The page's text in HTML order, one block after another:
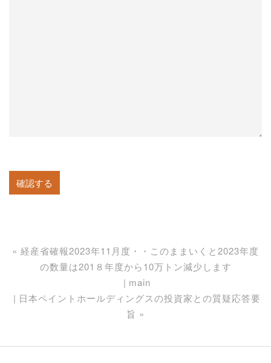
« 経産省確報2023年11月度・・このままいくと2023年度
の数量は201８年度から10万トン減少します
main
日本ペイントホールディングスの投資家との質疑応答要
旨 »